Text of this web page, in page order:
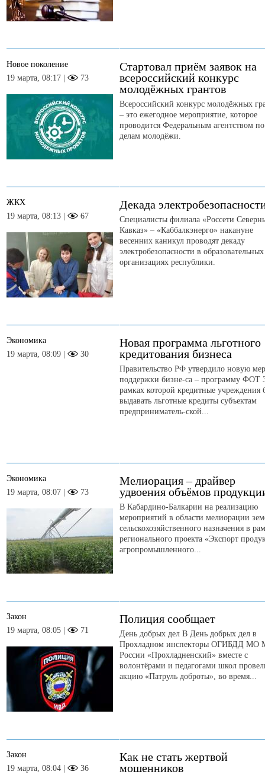
Новое поколение
19 марта, 08:17 |
73
Стартовал приём заявок на
всероссийский конкурс
молодёжных грантов
Всероссийский конкурс молодёжных
– это ежегодное мероприятие, которое
проводится Федеральным агентством по
делам молодёжи.
ЖКХ
19 марта, 08:13 |
67
Декада
Специалисты филиала «Россети
Кавказ» – «Каббалкэнерго» накануне
весенних каникул проводят декаду
электробезопасности в образовательных
организациях республики.
Экономика
19 марта, 08:09 |
30
Новая программа льготного
кредитования бизнеса
Правительство РФ утвердило новую
поддержки бизне-са – программу ФОТ
рамках которой кредитные учреждения
выдавать льготные кредиты субъектам
предприниматель-ской...
Экономика
19 марта, 08:07 |
73
Мелиорация – драйвер
удвоения объёмов
В Кабардино-Балкарии на реализацию
мероприятий в области мелиорации
сельскохозяйственного назначения в
регионального проекта «Экспорт
агропромышленного...
Закон
19 марта, 08:05 |
71
Полиция сообщает
День добрых дел В День добрых дел в
Прохладном инспекторы ОГИБДД МО
России «Прохладненский» вместе с
волонтёрами и педагогами школ
акцию «Патруль доброты», во время...
Закон
19 марта, 08:04 |
36
Как не стать жертвой
мошенников